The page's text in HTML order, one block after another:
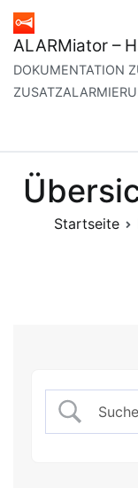
Zum
Inhalt
springen
ALARMiator –
DOKUMENTATION
Startseite